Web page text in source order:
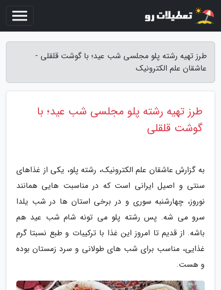
طرز تهیه رشته پلو مجلسی شب عید؛ با گوشت قلقلی -
عاشقان علم الکترونیک
طرز تهیه رشته پلو مجلسی شب عید؛ با
گوشت قلقلی
به گزارش عاشقان علم الکترونیک، رشته پلو، یکی از غذاهای
سنتی و اصیل ایرانی است که در مناسبت هایی همانند
نوروز، چهارشنبه سوری و در برخی استان ها در شب یلدا
سرو می شه. پس رشته پلو می تونه شام شب عید هم
باشه. از قدیم تا امروز این غذا با ترکیبات و طبع نسبتا گرم
غذایی، مناسب برای شب های طولانی و سرد زمستان بوده
و هست.